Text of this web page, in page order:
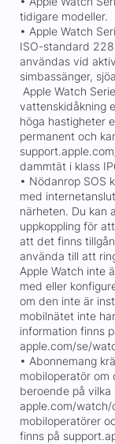
tidigare modeller.
• Apple Watch
ISO-standard
användas vid
simbassänger,
Apple Watch
vattenskidåkning
höga hastigheter
permanent och
dammtät i klass
• Nödanrop SOS
med
närheten. Du kan
uppkoppling för
att det finns
använda till att
Apple Watch inte
med eller
om den inte är
mobilnätet inte
information finns
apple.com/se/
• Abonnemang
mobiloperatör om
beroende på vilka
apple.com/watch/
mobiloperatörer
finns på